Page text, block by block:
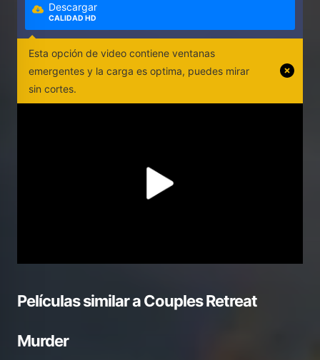
Descargar
CALIDAD HD
Esta opción de video contiene ventanas
emergentes y la carga es optima, puedes mirar
sin cortes.
Películas similar aCouples Retreat
Murder